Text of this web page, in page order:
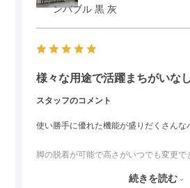
ンバブル 黒 灰
様々な用途で活躍まちがいな
スタッフのコメント
使い勝手に優れた機能が盛りだくさんな
脚の脱着が可能で高さがいつでも変更で
続きを読む